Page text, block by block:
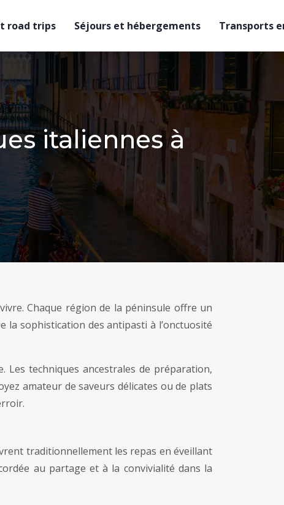
road trips Séjours et hébergements Transports
italiennes à
Chaque région de la péninsule offre un
la sophistication des antipasti à l’onctuosité
Les techniques ancestrales de préparation,
amateur de saveurs délicates ou de plats
traditionnellement les repas en éveillant
au partage et à la convivialité dans la